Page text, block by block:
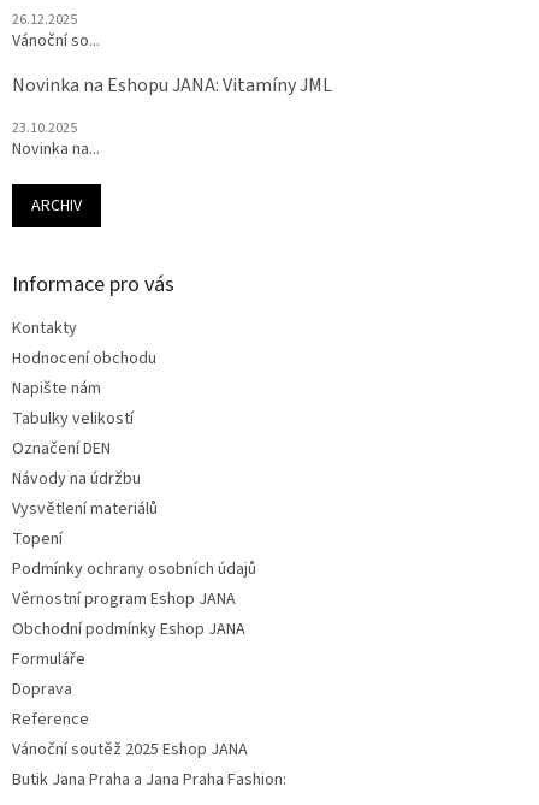
26.12.2025
Vánoční so...
Novinka na Eshopu JANA: Vitamíny JML
23.10.2025
Novinka na...
ARCHIV
Informace pro vás
Kontakty
Hodnocení obchodu
Napište nám
Tabulky velikostí
Označení DEN
Návody na údržbu
Vysvětlení materiálů
Topení
Podmínky ochrany osobních údajů
Věrnostní program Eshop JANA
Obchodní podmínky Eshop JANA
Formuláře
Doprava
Reference
Vánoční soutěž 2025 Eshop JANA
Butik Jana Praha a Jana Praha Fashion: